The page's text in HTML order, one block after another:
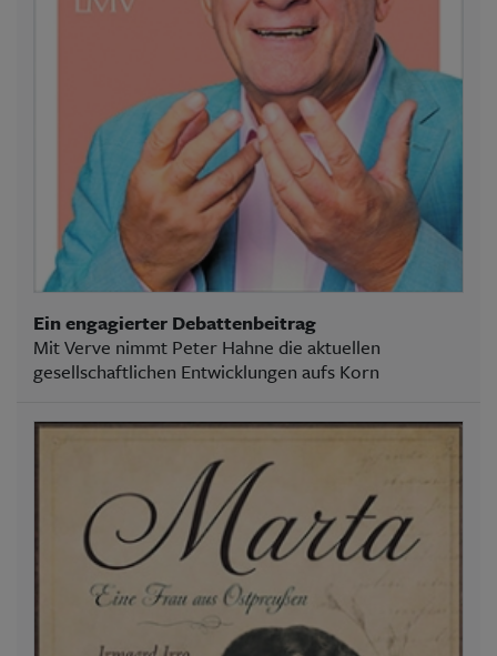
Ein engagierter Debattenbeitrag
Mit Verve nimmt Peter Hahne die aktuellen
gesellschaftlichen Entwicklungen aufs Korn